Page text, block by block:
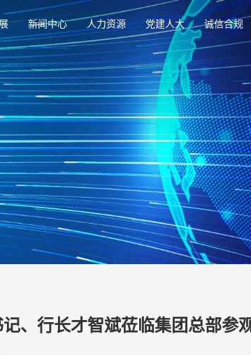
新闻中心 人力资源 党建人大 诚信合规
、行长才智斌莅临集团总部参